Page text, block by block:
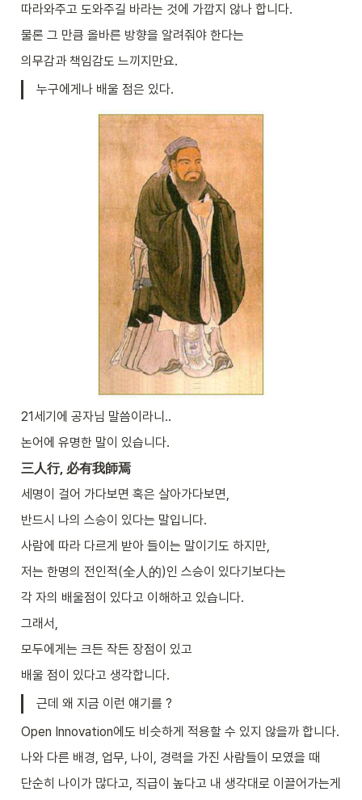
따라와주고 도와주길 바라는 것에 가깝지 않나 합니다.
물론 그 만큼 올바른 방향을 알려줘야 한다는
의무감과 책임감도 느끼지만요.
누구에게나 배울 점은 있다.
21세기에 공자님 말씀이라니..
논어에 유명한 말이 있습니다.
三人行, 必有我師焉
세명이 걸어 가다보면 혹은 살아가다보면,
반드시 나의 스승이 있다는 말입니다.
사람에 따라 다르게 받아 들이는 말이기도 하지만,
저는 한명의 전인적(全人的)인 스승이 있다기보다는
각 자의 배울점이 있다고 이해하고 있습니다.
그래서,
모두에게는 크든 작든 장점이 있고
배울 점이 있다고 생각합니다.
근데 왜 지금 이런 얘기를 ?
Open Innovation에도 비슷하게 적용할 수 있지 않을까 합니다.
나와 다른 배경, 업무, 나이, 경력을 가진 사람들이 모였을 때
단순히 나이가 많다고, 직급이 높다고 내 생각대로 이끌어가는게